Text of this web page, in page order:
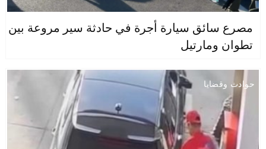
مصرع سائق سيارة أجرة في حادثة سير مروعة بين
تطوان ومارتيل
حوادث وقضايا